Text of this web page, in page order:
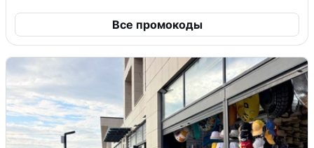
Все промокоды